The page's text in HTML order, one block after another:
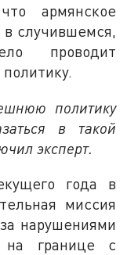
армянское
в случившемся,
проводит
политику
в такой
эксперт.
года в
миссия
нарушениями
на границе с